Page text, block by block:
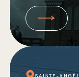
SAINTE-